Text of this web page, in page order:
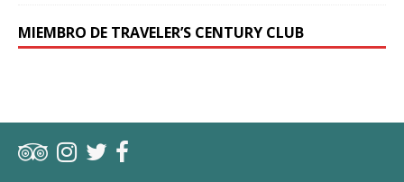
MIEMBRO DE TRAVELER’S CENTURY CLUB